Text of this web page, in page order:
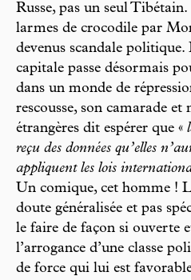
Russe, pas un seul
larmes de crocodile par
devenus scandale
capitale passe désormais
dans un monde de
rescousse, son camarade
étrangères dit espérer que «
reçu des données qu’elles
appliquent les lois
Un comique, cet homme !
doute généralisée et pas
le faire de façon si ouverte
l’arrogance d’une classe
de force qui lui est